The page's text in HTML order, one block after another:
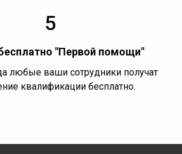
5
"Первой помощи"
любые ваши сотрудники получат
квалификации бесплатно.